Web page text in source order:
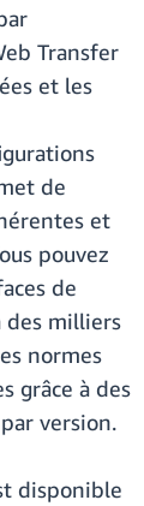
Transfer
et les
de
et
pouvez
de
des milliers
normes
grâce à des
version.
disponible